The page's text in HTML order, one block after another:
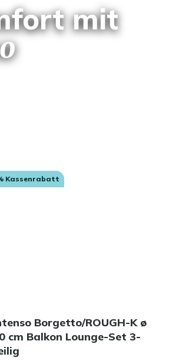
mit
Kassenrabatt
Borgetto/ROUGH-K ø
cm Balkon Lounge-Set 3-